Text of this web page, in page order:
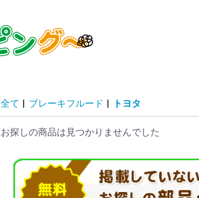
全て | ブレーキフルード | トヨタ
お探しの商品は見つかりませんでした